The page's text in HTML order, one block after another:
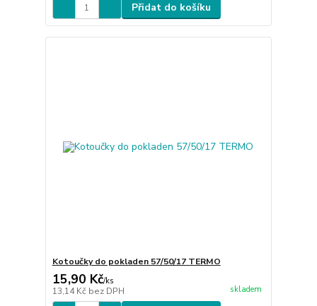
Přidat do košíku
Kotoučky do pokladen 57/50/17 TERMO
15,90 Kč/ks
13,14 Kč bez DPH skladem